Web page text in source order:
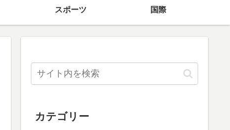
スポーツ 国際
カテゴリー